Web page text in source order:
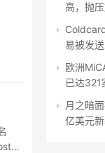
、
高，抛
易被发
欧洲
已达321
月之暗
亿美元